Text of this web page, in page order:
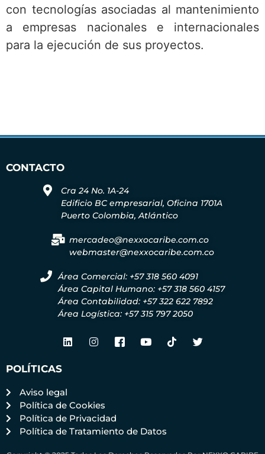
con tecnologías asociadas al mantenimiento
a empresas nacionales e internacionales
para la ejecución de sus proyectos.
CONTACTO
Cra 24 No. 1A-24
Edificio BC empresarial, Oficina 1701A
Puerto Colombia, Atlántico
mercadeo@nexxocaribe.com.co
webmaster@nexxocaribe.com.co
Área Comercial: +57 318 560 4091
Área Capital Humano: +57 318 560 4157
Área Contabilidad: +57 322 622 7892
Área Logística: +57 315 797 2050
POLÍTICAS
Aviso legal
Política de Cookies
Política de Privacidad
Política de Tratamiento de Datos